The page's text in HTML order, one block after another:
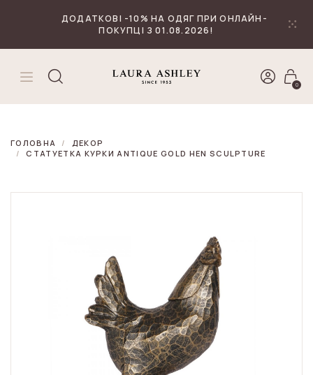
ДОДАТКОВІ -10% НА ОДЯГ ПРИ ОНЛАЙН-
ПОКУПЦІ З 01.08.2026!
0
ГОЛОВНА
ДЕКОР
СТАТУЕТКА КУРКИ ANTIQUE GOLD HEN SCULPTURE